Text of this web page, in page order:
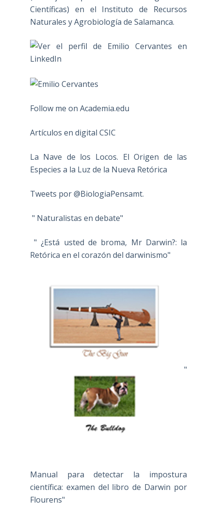
Científicas) en el Instituto de Recursos
Naturales y Agrobiología de Salamanca.
Follow me on Academia.edu
Artículos en digital CSIC
La Nave de los Locos. El Origen de las
Especies a la Luz de la Nueva Retórica
Tweets por @BiologiaPensamt.
" Naturalistas en debate"
" ¿Está usted de broma, Mr Darwin?: la
Retórica en el corazón del darwinismo"
"
Manual para detectar la impostura
científica: examen del libro de Darwin por
Flourens"